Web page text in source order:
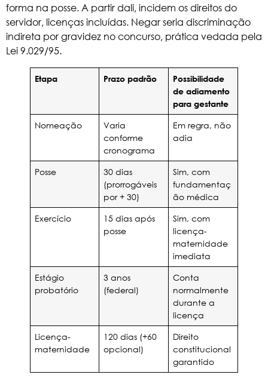
forma na posse. A partir dali, incidem os direitos do
servidor, licenças incluídas. Negar seria discriminação
indireta por gravidez no concurso, prática vedada pela
Lei 9.029/95.
Etapa Prazo padrão
Possibilidade
de adiamento
para gestante
Nomeação
Varia
conforme
cronograma
Em regra, não
adia
Posse
30 dias
(prorrogáveis
por + 30)
Sim, com
fundamentaç
ão médica
Exercício
15 dias após
posse
Sim, com
licença-
maternidade
imediata
Estágio
probatório
3 anos
(federal)
Conta
normalmente
durante a
licença
Licença-
maternidade
120 dias (+60
opcional)
Direito
constitucional
garantido